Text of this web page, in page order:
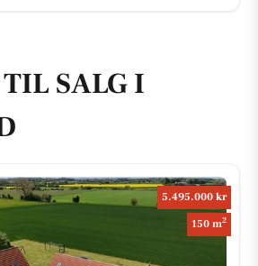
SALG I
5.495.000 kr
150 m2